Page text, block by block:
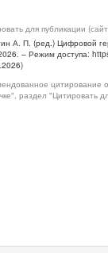
для публикации
А. П. (ред.) Цифровой
– Режим доступа:
цитирование
раздел "Цитировать